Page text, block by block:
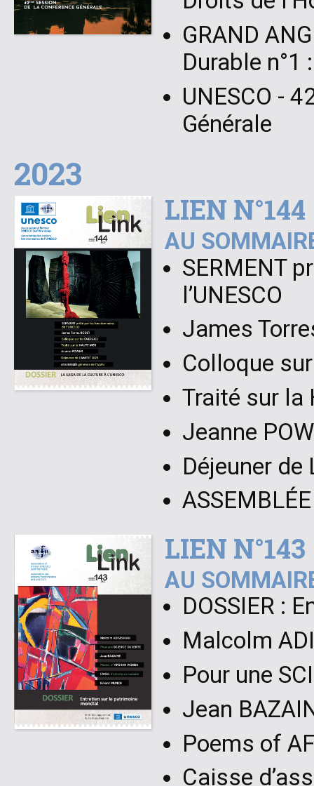
GRAND
Durable n°1
UNESCO -
Générale
2023
LIEN N°144
AU
SERMENT
l’UNESCO
James
Colloque
Traité sur la
Jeanne
Déjeuner de
LIEN N°143
AU
DOSSIER :
Malcolm
Pour une
Jean
Poems of
Caisse